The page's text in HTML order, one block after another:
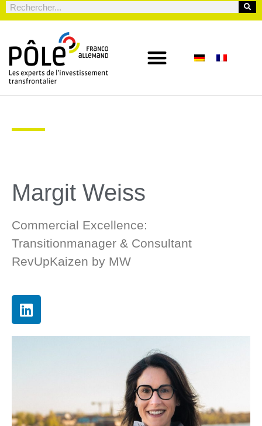
Margit Weiss
Commercial Excellence:
Transitionmanager & Consultant
RevUpKaizen by MW